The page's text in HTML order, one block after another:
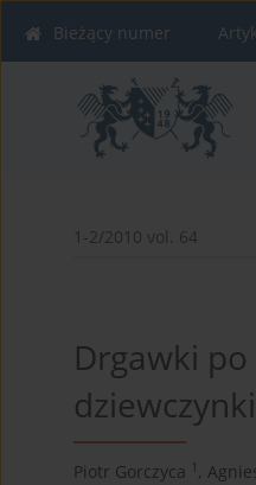
Bieżący numer
1-2/2010 vol. 64
Drgawki
Piotr Gorczyca 1 ,